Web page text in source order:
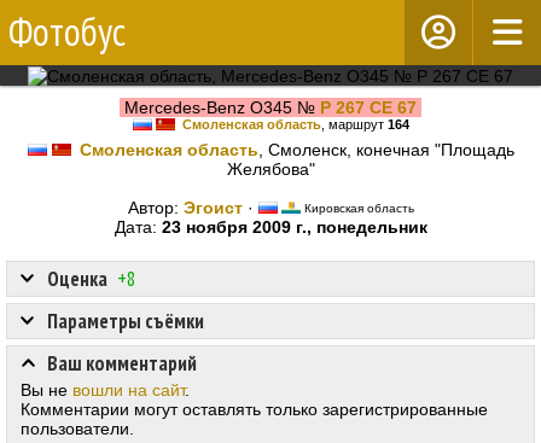
Фотобус
Mercedes-Benz O345 № Р 267 СЕ 67
Смоленская область, маршрут 164
Смоленская область , Смоленск, конечная "Площадь
Желябова"
Автор: Эгоист· Кировская область
Дата: 23 ноября 2009 г., понедельник
Оценка +8
Параметры съёмки
Ваш комментарий
Вы не вошли на сайт.
Комментарии могут оставлять только зарегистрированные
пользователи.